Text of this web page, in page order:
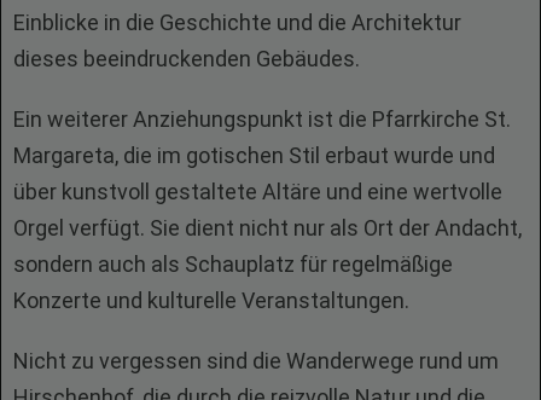
Einblicke in die Geschichte und die Architektur
dieses beeindruckenden Gebäudes.
Ein weiterer Anziehungspunkt ist die Pfarrkirche St.
Margareta, die im gotischen Stil erbaut wurde und
über kunstvoll gestaltete Altäre und eine wertvolle
Orgel verfügt. Sie dient nicht nur als Ort der Andacht,
sondern auch als Schauplatz für regelmäßige
Konzerte und kulturelle Veranstaltungen.
Nicht zu vergessen sind die Wanderwege rund um